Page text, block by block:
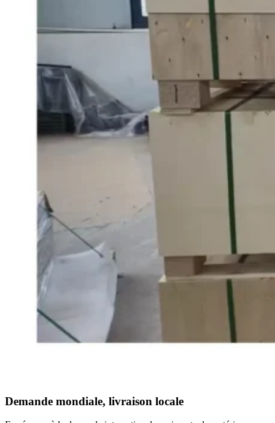
Demande mondiale, livraison locale